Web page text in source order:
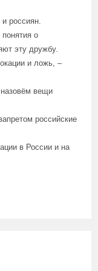
россиян.
о
эту дружбу.
и ложь, –
вещи
российские
в России и на